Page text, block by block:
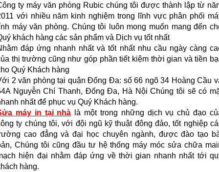
ty máy văn phòng Rubic chúng tôi được thành lập từ
với nhiều năm kinh nghiệm trong lĩnh vực phân phối
máy văn phòng. Chúng tôi luôn mong muốn mang đến
khách hàng các sản phẩm và Dịch vụ tốt nhất
đáp ứng nhanh nhất và tốt nhất nhu cầu ngày càng
thị trường cũng như góp phần tiết kiệm thời gian và tiền
Quý Khách hàng
2 văn phòng tại quận Đống Đa: số 66 ngõ 34 Hoàng Cầu
Nguyễn Chí Thanh, Đống Đa, Hà Nội Chúng tôi sẽ có
nhất để phục vụ Quý Khách hàng.
máy in tại nhà là một trong những dịch vụ chủ đạo
ty chúng tôi, với đội ngũ kỹ thuật đông đảo, tốt nghiệp
cao đẳng và đại học chuyên ngành, được đào tạo
Chúng tôi cũng đầu tư hệ thống máy móc sửa chữa
hiện đại nhằm đáp ứng về thời gian nhanh nhất tới
hàng.